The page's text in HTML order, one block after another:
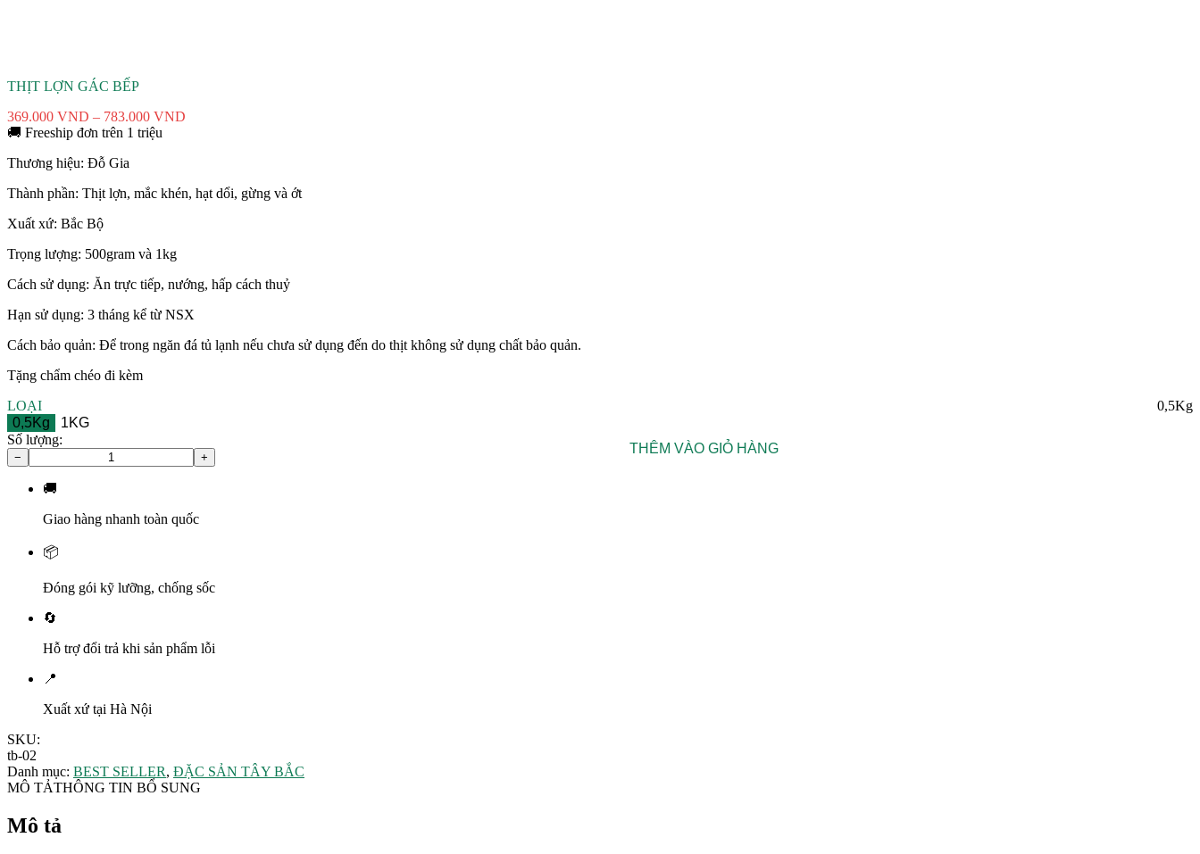
THỊT LỢN GÁC BẾP
369.000 VND – 783.000 VND
783.000 VND
🚚 Freeship đơn trên 1 triệu
Thương hiệu: Đỗ Gia
Thành phần: Thịt lợn, mắc khén, hạt dổi, gừng và ớt
Xuất xứ: Bắc Bộ
Trọng lượng: 500gram và 1kg
Cách sử dụng: Ăn trực tiếp, nướng, hấp cách thuỷ
Hạn sử dụng: 3 tháng kể từ NSX
Cách bảo quản: Để trong ngăn đá tủ lạnh nếu chưa sử dụng đến do thịt không sử dụng chất bảo quản.
Tặng chẩm chéo đi kèm
LOẠI
0,5Kg
0,5Kg
1KG
Số lượng:
−
Thịt
Gác
+
THÊM VÀO GIỎ HÀNG
🚚
Giao hàng nhanh toàn quốc
📦
Đóng gói kỹ lưỡng, chống sốc
🔄
Hỗ trợ đổi trả khi sản phẩm lỗi
📍
Xuất xứ tại Hà Nội
SKU:
tb-02
Danh mục: BEST SELLER, ĐẶC SẢN TÂY BẮC
MÔ TẢTHÔNG TIN BỔ SUNG
Mô tả